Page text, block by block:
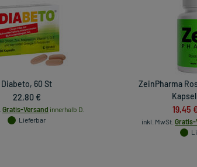
Diabeto, 60 St
22,80 €
Gratis-Versand innerhalb D.
Lieferbar
ZeinPharma
19,45 €
inkl. MwSt. Gratis-